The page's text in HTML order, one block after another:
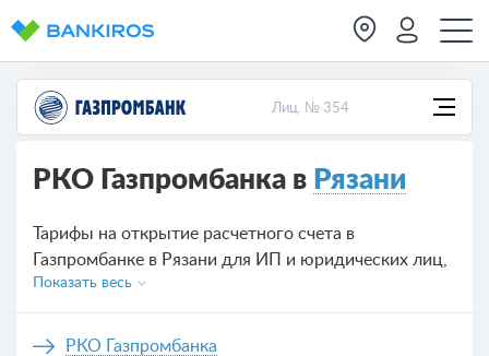
Лиц. № 354
РКО Газпромбанка в Рязани
Тарифы на открытие расчетного счета в
Газпромбанке в Рязани для ИП и юридических лиц,
предложений на сегодня — 5.
Показать весь
РКО Газпромбанка